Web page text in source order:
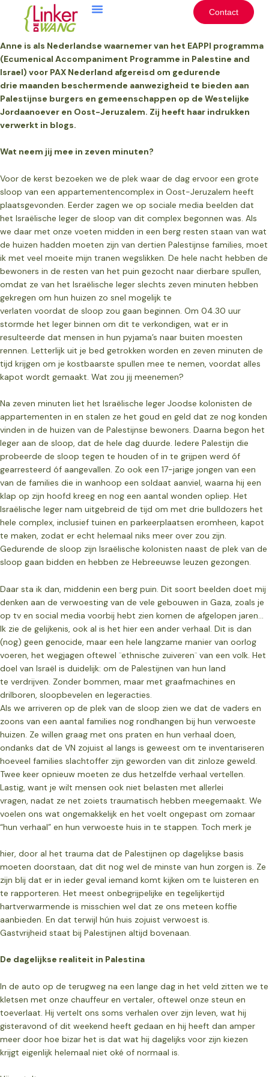
inhoud
Contact
Anne is als Nederlandse waarnemer van het EAPPI programma
(Ecumenical Accompaniment Programme in Palestine and
Israel) voor PAX Nederland afgereisd om gedurende
drie maanden beschermende aanwezigheid te bieden aan
Palestijnse burgers en gemeenschappen op de Westelijke
Jordaanoever en Oost-Jeruzalem. Zij heeft haar indrukken
verwerkt in blogs.
Wat neem jij mee in zeven minuten?
Voor de kerst bezoeken we de plek waar de dag ervoor een grote
sloop van een appartementencomplex in Oost-Jeruzalem heeft
plaatsgevonden. Eerder zagen we op sociale media beelden dat
het Israëlische leger de sloop van dit complex begonnen was. Als
we daar met onze voeten midden in een berg resten staan van wat
de huizen hadden moeten zijn van dertien Palestijnse families, moet
ik met veel moeite mijn tranen wegslikken. De hele nacht hebben de
bewoners in de resten van het puin gezocht naar dierbare spullen,
omdat ze van het Israëlische leger slechts zeven minuten hebben
gekregen om hun huizen zo snel mogelijk te
verlaten voordat de sloop zou gaan beginnen. Om 04.30 uur
stormde het leger binnen om dit te verkondigen, wat er in
resulteerde dat mensen in hun pyjama’s naar buiten moesten
rennen. Letterlijk uit je bed getrokken worden en zeven minuten de
tijd krijgen om je kostbaarste spullen mee te nemen, voordat alles
kapot wordt gemaakt. Wat zou jij meenemen?
Na zeven minuten liet het Israëlische leger Joodse kolonisten de
appartementen in en stalen ze het goud en geld dat ze nog konden
vinden in de huizen van de Palestijnse bewoners. Daarna begon het
leger aan de sloop, dat de hele dag duurde. Iedere Palestijn die
probeerde de sloop tegen te houden of in te grijpen werd óf
gearresteerd óf aangevallen. Zo ook een 17-jarige jongen van een
van de families die in wanhoop een soldaat aanviel, waarna hij een
klap op zijn hoofd kreeg en nog een aantal wonden opliep. Het
Israëlische leger nam uitgebreid de tijd om met drie bulldozers het
hele complex, inclusief tuinen en parkeerplaatsen eromheen, kapot
te maken, zodat er echt helemaal niks meer over zou zijn.
Gedurende de sloop zijn Israëlische kolonisten naast de plek van de
sloop gaan bidden en hebben ze Hebreeuwse leuzen gezongen.
Daar sta ik dan, middenin een berg puin. Dit soort beelden doet mij
denken aan de verwoesting van de vele gebouwen in Gaza, zoals je
op tv en social media voorbij hebt zien komen de afgelopen jaren…
Ik zie de gelijkenis, ook al is het hier een ander verhaal. Dit is dan
(nog) geen genocide, maar een hele langzame manier van oorlog
voeren, het wegjagen oftewel ¨ethnische zuiveren¨ van een volk. Het
doel van Israël is duidelijk: om de Palestijnen van hun land
te verdrijven. Zonder bommen, maar met graafmachines en
drilboren, sloopbevelen en legeracties.
Als we arriveren op de plek van de sloop zien we dat de vaders en
zoons van een aantal families nog rondhangen bij hun verwoeste
huizen. Ze willen graag met ons praten en hun verhaal doen,
ondanks dat de VN zojuist al langs is geweest om te inventariseren
hoeveel families slachtoffer zijn geworden van dit zinloze geweld.
Twee keer opnieuw moeten ze dus hetzelfde verhaal vertellen.
Lastig, want je wilt mensen ook niet belasten met allerlei
vragen, nadat ze net zoiets traumatisch hebben meegemaakt. We
voelen ons wat ongemakkelijk en het voelt ongepast om zomaar
“hun verhaal” en hun verwoeste huis in te stappen. Toch merk je
hier, door al het trauma dat de Palestijnen op dagelijkse basis
moeten doorstaan, dat dit nog wel de minste van hun zorgen is. Ze
zijn blij dat er in ieder geval iemand komt kijken om te luisteren en
te rapporteren. Het meest onbegrijpelijke en tegelijkertijd
hartverwarmende is misschien wel dat ze ons meteen koffie
aanbieden. En dat terwijl hún huis zojuist verwoest is.
Gastvrijheid staat bij Palestijnen altijd bovenaan.
De dagelijkse realiteit in Palestina
In de auto op de terugweg na een lange dag in het veld zitten we te
kletsen met onze chauffeur en vertaler, oftewel onze steun en
toeverlaat. Hij vertelt ons soms verhalen over zijn leven, wat hij
gisteravond of dit weekend heeft gedaan en hij heeft dan amper
meer door hoe bizar het is dat wat hij dagelijks voor zijn kiezen
krijgt eigenlijk helemaal niet oké of normaal is.